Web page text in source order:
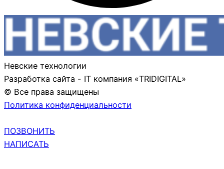
Невские технологии
Разработка сайта - IT компания «TRIDIGITAL»
© Все права защищены
Политика конфиденциальности
ПОЗВОНИТЬ
НАПИСАТЬ